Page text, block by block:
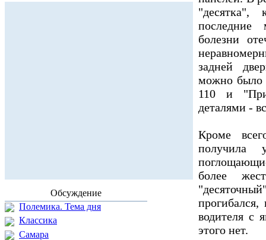
Обсуждение
Полемика. Тема дня
Классика
Самара
"десятка",
последние
болезни
задней
можно было
110 и
деталями -
Кроме
получила
более
водителя с
этого нет.